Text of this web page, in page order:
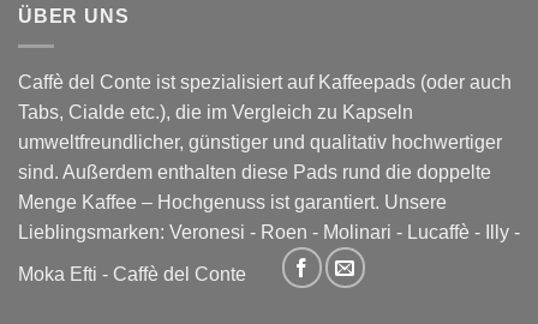
ÜBER UNS
Caffè del Conte ist spezialisiert auf Kaffeepads (oder auch
Tabs, Cialde etc.), die im Vergleich zu Kapseln
umweltfreundlicher, günstiger und qualitativ hochwertiger
sind. Außerdem enthalten diese Pads rund die doppelte
Menge Kaffee – Hochgenuss ist garantiert. Unsere
Lieblingsmarken: Veronesi - Roen - Molinari - Lucaffè - Illy -
Moka Efti - Caffè del Conte